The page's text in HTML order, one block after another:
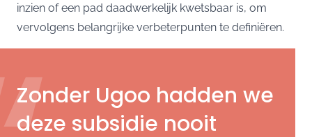
inzien of een pad daadwerkelijk kwetsbaar is, om
vervolgens belangrijke verbeterpunten te definiëren.
Zonder Ugoo hadden we
deze subsidie nooit